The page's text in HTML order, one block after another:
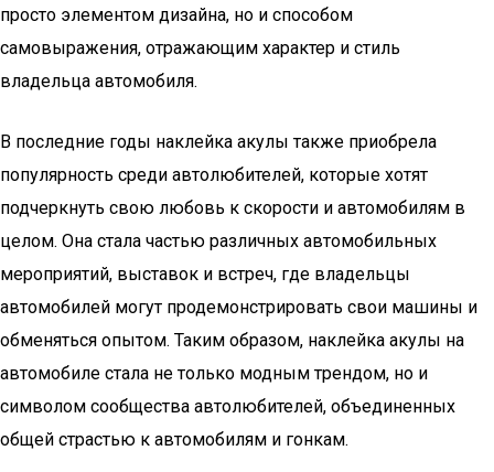
просто элементом дизайна, но и способом
самовыражения, отражающим характер и стиль
владельца автомобиля.
В последние годы наклейка акулы также приобрела
популярность среди автолюбителей, которые хотят
подчеркнуть свою любовь к скорости и автомобилям в
целом. Она стала частью различных автомобильных
мероприятий, выставок и встреч, где владельцы
автомобилей могут продемонстрировать свои машины и
обменяться опытом. Таким образом, наклейка акулы на
автомобиле стала не только модным трендом, но и
символом сообщества автолюбителей, объединенных
общей страстью к автомобилям и гонкам.